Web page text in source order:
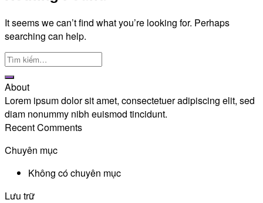
It seems we can’t find what you’re looking for. Perhaps
searching can help.
About
Lorem ipsum dolor sit amet, consectetuer adipiscing elit, sed
diam nonummy nibh euismod tincidunt.
Recent Comments
Chuyên mục
Không có chuyên mục
Lưu trữ